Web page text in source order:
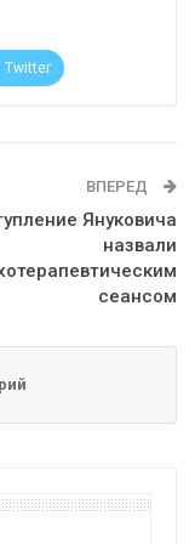
Twitter
ВПЕРЕД
Януковича
назвали
сеансом